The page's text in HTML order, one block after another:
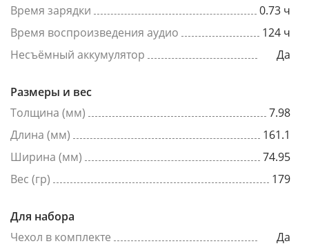
Время зарядки
0.73 ч
Время воспроизведения аудио
124 ч
Несъёмный аккумулятор
Да
Размеры и вес
Толщина (мм)
7.98
Длина (мм)
161.1
Ширина (мм)
74.95
Вес (гр)
179
Для набора
Чехол в комплекте
Да